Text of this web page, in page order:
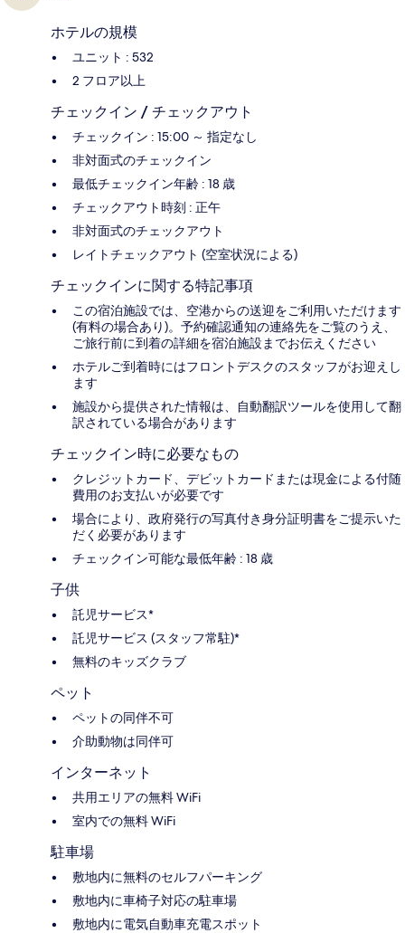
ホテルの規模
ユニット : 532
2 フロア以上
チェックイン / チェックアウト
チェックイン : 15:00 ～ 指定なし
非対面式のチェックイン
最低チェックイン年齢 : 18 歳
チェックアウト時刻 : 正午
非対面式のチェックアウト
レイトチェックアウト (空室状況による)
チェックインに関する特記事項
この宿泊施設では、空港からの送迎をご利用いただけます
(有料の場合あり)。予約確認通知の連絡先をご覧のうえ、
ご旅行前に到着の詳細を宿泊施設までお伝えください
ホテルご到着時にはフロントデスクのスタッフがお迎えし
ます
施設から提供された情報は、自動翻訳ツールを使用して翻
訳されている場合があります
チェックイン時に必要なもの
クレジットカード、デビットカードまたは現金による付随
費用のお支払いが必要です
場合により、政府発行の写真付き身分証明書をご提示いた
だく必要があります
チェックイン可能な最低年齢 : 18 歳
子供
託児サービス*
託児サービス (スタッフ常駐)*
無料のキッズクラブ
ペット
ペットの同伴不可
介助動物は同伴可
インターネット
共用エリアの無料 WiFi
室内での無料 WiFi
駐車場
敷地内に無料のセルフパーキング
敷地内に車椅子対応の駐車場
敷地内に電気自動車充電スポット